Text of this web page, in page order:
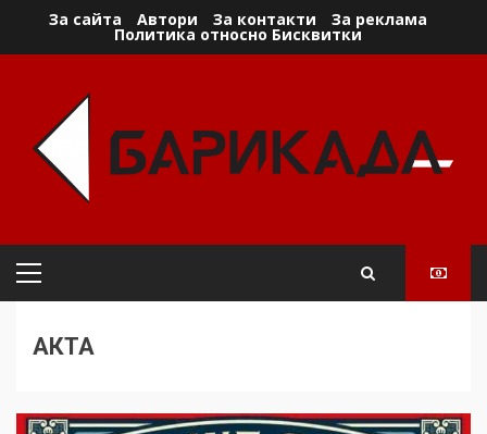
За сайта Автори За контакти За реклама
Политика относно Бисквитки
Primary
АКТА